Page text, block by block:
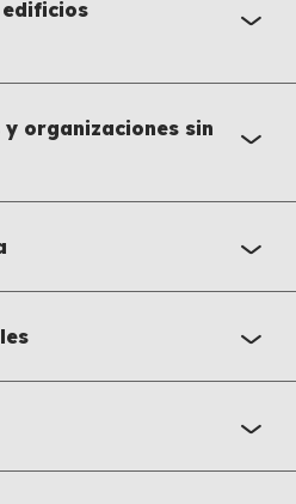
y organizaciones sin